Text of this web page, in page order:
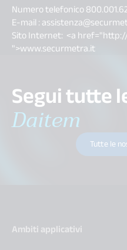
Numero telefonico
E-mail :
Sito Internet: <a
">www.securmetra.it
Segui tutte
Daitem
Tutte le
Ambiti applicativi